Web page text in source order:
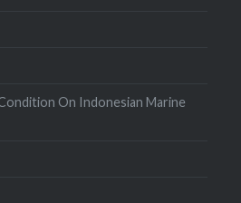
On Indonesian Marine